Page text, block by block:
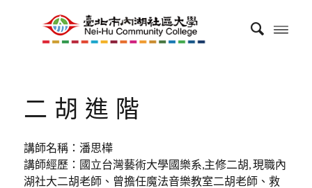
二胡進階
講師名稱：潘思樺
講師經歷：國立台灣藝術大學國樂系,主修二胡, 現職內
湖社大二胡老師、曾擔任魔法音樂教室二胡老師、救